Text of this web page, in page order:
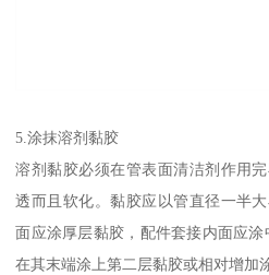
5.涂抹溶剂黏胶
溶剂黏胶必须在管表面清洁剂作用
透而且软化。黏胶应以管直径一半
面应涂厚层黏胶，配件套接内面应
在其末端涂上第二层黏胶或相对增加